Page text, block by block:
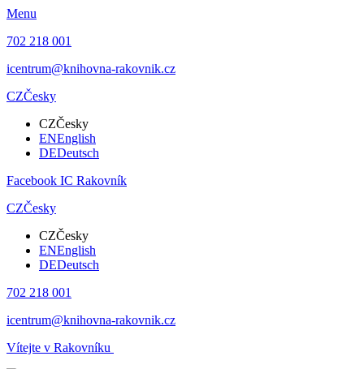
Menu
702 218 001
icentrum@knihovna-rakovnik.cz
CZČesky
CZČesky
ENEnglish
DEDeutsch
Facebook IC Rakovník
CZČesky
CZČesky
ENEnglish
DEDeutsch
702 218 001
icentrum@knihovna-rakovnik.cz
Vítejte v Rakovníku